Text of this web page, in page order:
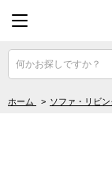
何かお探しですか？
ホーム > ソファ・リビ